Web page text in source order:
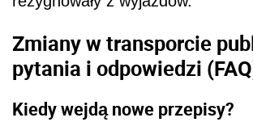
Zmiany w transporcie
pytania i odpowiedzi
Kiedy wejdą nowe przepisy?